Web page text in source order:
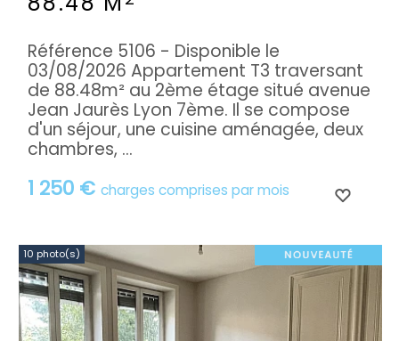
1 250 € charges comprises par mois
Référence 5106 - Disponible le
03/08/2026 Appartement T3 traversant
de 88.48m² au 2ème étage situé avenue
Jean Jaurès Lyon 7ème. Il se compose
d'un séjour, une cuisine aménagée, deux
chambres, ...
10 photo(s)